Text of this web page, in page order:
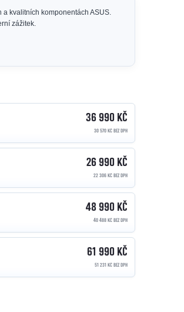
kvalitních komponentách ASUS.
zážitek.
36 990 KČ
30 570 KČ BEZ DPH
26 990 KČ
22 306 KČ BEZ DPH
48 990 KČ
40 488 KČ BEZ DPH
61 990 KČ
51 231 KČ BEZ DPH